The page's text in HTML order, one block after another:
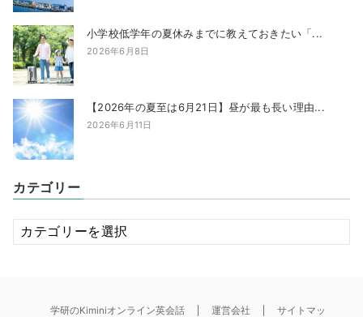
小学校低学年の夏休みまでに教えておきたい「...
2026年6月8日
【2026年の夏至は6月21日】昼が最も長い理由...
2026年6月11日
カテゴリー
カ
テ
学研のKiminiオンライン英会話 運営会社 サイトマッ